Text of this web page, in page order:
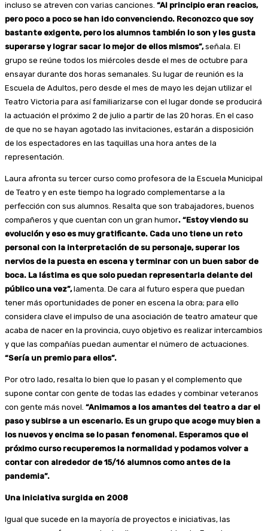
incluso se atreven con varias canciones. “Al principio eran reacios,
pero poco a poco se han ido convenciendo. Reconozco que soy
bastante exigente, pero los alumnos también lo son y les gusta
superarse y lograr sacar lo mejor de ellos mismos”,señala. El
grupo se reúne todos los miércoles desde el mes de octubre para
ensayar durante dos horas semanales. Su lugar de reunión es la
Escuela de Adultos, pero desde el mes de mayo les dejan utilizar el
Teatro Victoria para así familiarizarse con el lugar donde se producirá
la actuación el próximo 2 de julio a partir de las 20 horas. En el caso
de que no se hayan agotado las invitaciones, estarán a disposición
de los espectadores en las taquillas una hora antes de la
representación.
Laura afronta su tercer curso como profesora de la Escuela Municipal
de Teatro y en este tiempo ha logrado complementarse a la
perfección con sus alumnos. Resalta que son trabajadores, buenos
compañeros y que cuentan con un gran humor. “Estoy viendo su
evolución y eso es muy gratificante. Cada uno tiene un reto
personal con la interpretación de su personaje, superar los
nervios de la puesta en escena y terminar con un buen sabor de
boca. La lástima es que solo puedan representarla delante del
público una vez”,lamenta. De cara al futuro espera que puedan
tener más oportunidades de poner en escena la obra; para ello
considera clave el impulso de una asociación de teatro amateur que
acaba de nacer en la provincia, cuyo objetivo es realizar intercambios
y que las compañías puedan aumentar el número de actuaciones.
“Sería un premio para ellos”.
Por otro lado, resalta lo bien que lo pasan y el complemento que
supone contar con gente de todas las edades y combinar veteranos
con gente más novel. “Animamos a los amantes del teatro a dar el
paso y subirse a un escenario. Es un grupo que acoge muy bien a
los nuevos y encima se lo pasan fenomenal. Esperamos que el
próximo curso recuperemos la normalidad y podamos volver a
contar con alrededor de 15/16 alumnos como antes de la
pandemia”.
Una iniciativa surgida en 2008
Igual que sucede en la mayoría de proyectos e iniciativas, las